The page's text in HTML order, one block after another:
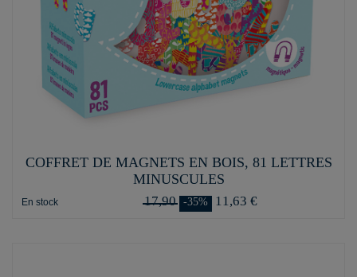
COFFRET DE MAGNETS EN BOIS, 81 LETTRES
MINUSCULES
En stock 17,90 -35% 11,63 €